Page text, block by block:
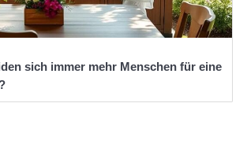
sich immer mehr Menschen für eine